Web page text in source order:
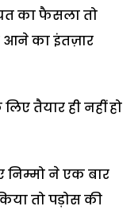
का फैसला तो
आने का इंतज़ार
तैयार ही नहीं हो
निम्मो ने एक बार
तो पड़ोस की